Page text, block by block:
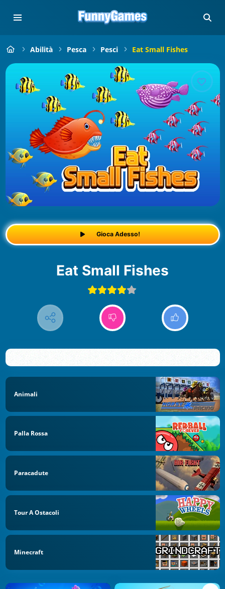
Abilità Pesca Pesci Eat Small Fishes
Gioca Adesso!
Eat Small Fishes
Animali
Palla Rossa
Paracadute
Tour A Ostacoli
Minecraft